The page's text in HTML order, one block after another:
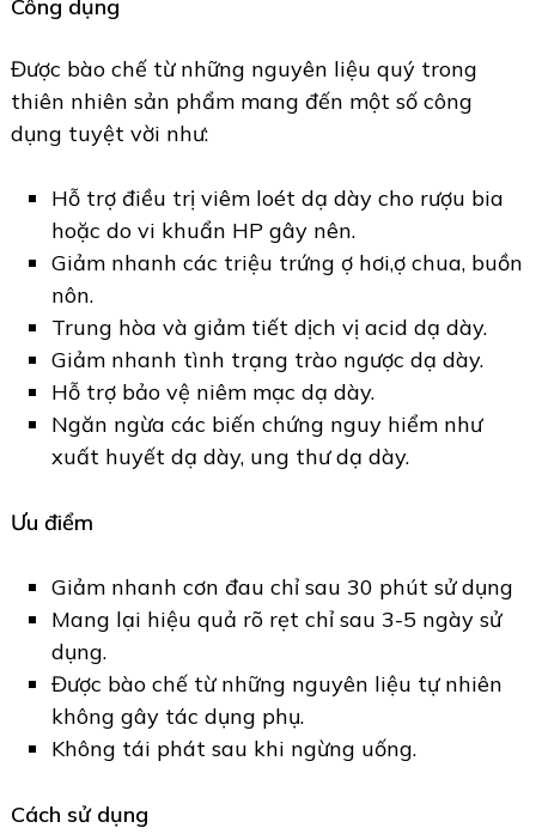
Công dụng
Được bào chế từ những nguyên liệu quý trong
thiên nhiên sản phẩm mang đến một số công
dụng tuyệt vời như:
Hỗ trợ điều trị viêm loét dạ dày cho rượu bia
hoặc do vi khuẩn HP gây nên.
Giảm nhanh các triệu trứng ợ hơi,ợ chua, buồn
nôn.
Trung hòa và giảm tiết dịch vị acid dạ dày.
Giảm nhanh tình trạng trào ngược dạ dày.
Hỗ trợ bảo vệ niêm mạc dạ dày.
Ngăn ngừa các biến chứng nguy hiểm như
xuất huyết dạ dày, ung thư dạ dày.
Ưu điểm
Giảm nhanh cơn đau chỉ sau 30 phút sử dụng
Mang lại hiệu quả rõ rẹt chỉ sau 3-5 ngày sử
dụng.
Được bào chế từ những nguyên liệu tự nhiên
không gây tác dụng phụ.
Không tái phát sau khi ngừng uống.
Cách sử dụng